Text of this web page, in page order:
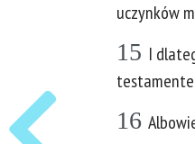
uczynków
15 I
16